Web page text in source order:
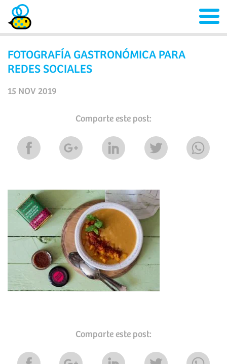
FOTOGRAFÍA GASTRONÓMICA PARA
REDES SOCIALES
15 NOV 2019
Comparte este post:
Comparte este post: